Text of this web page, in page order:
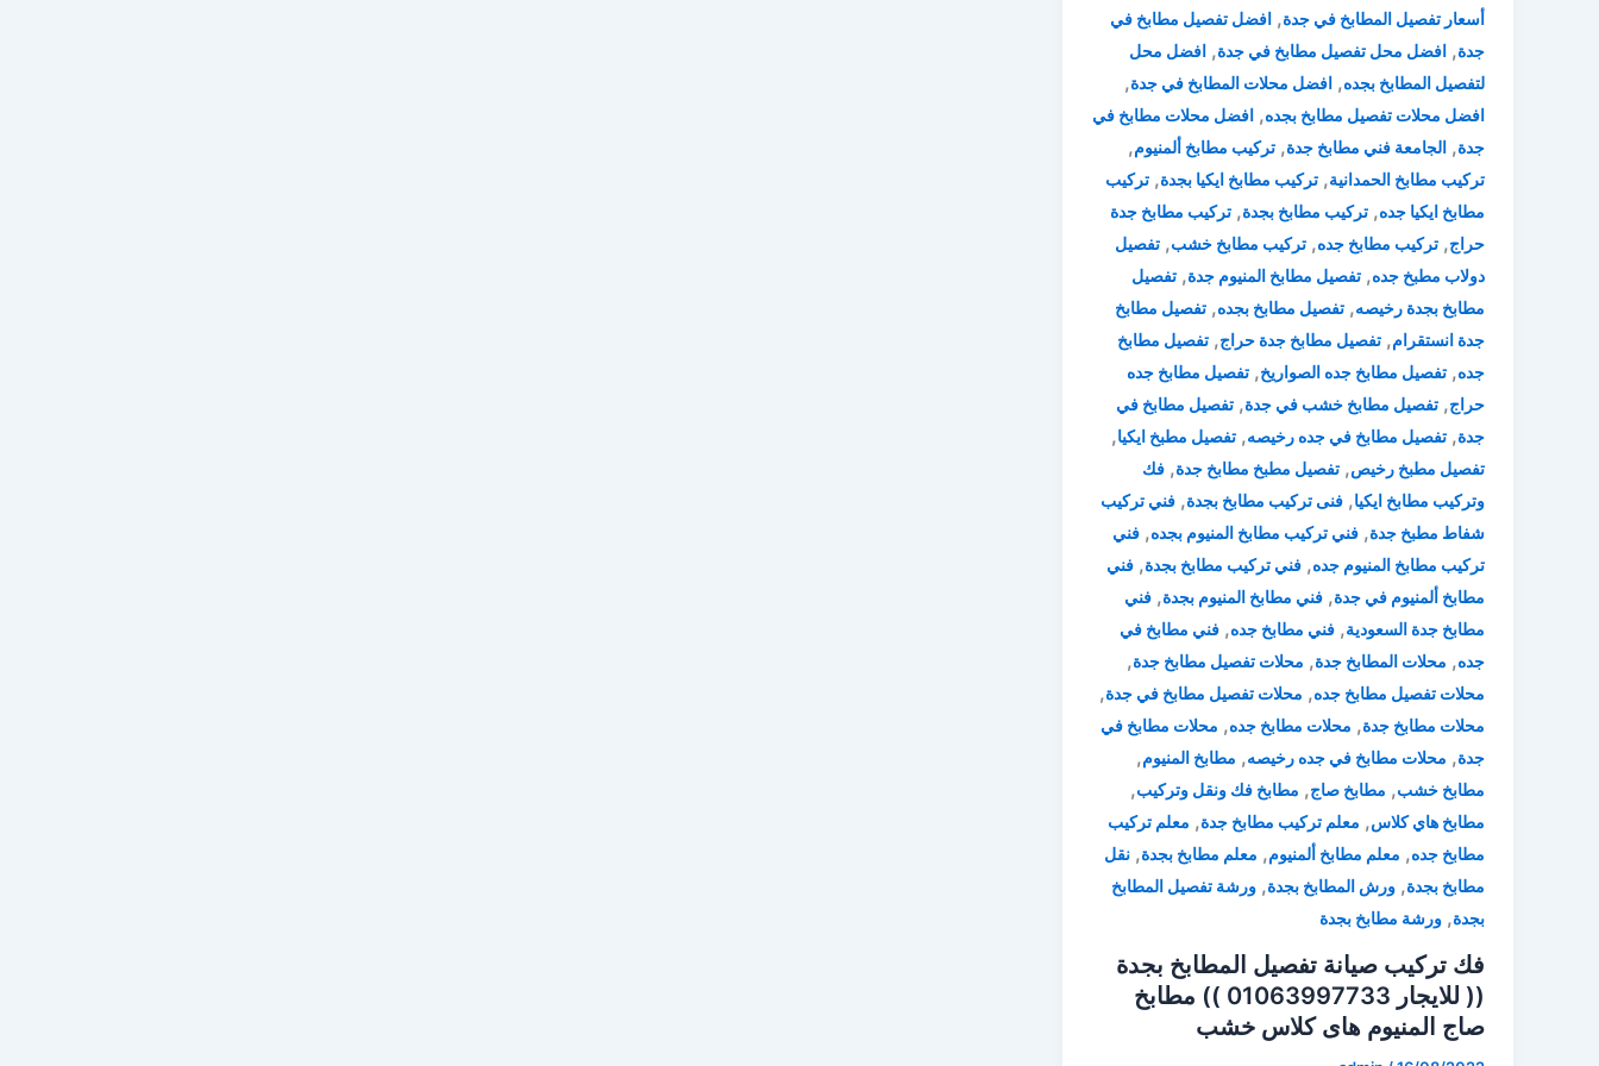
أسعار تفصيل المطابخ في جدة, افضل تفصيل مطابخ في
جدة, افضل محل تفصيل مطابخ في جدة, افضل محل
لتفصيل المطابخ بجده, افضل محلات المطابخ في جدة,
افضل محلات تفصيل مطابخ بجده, افضل محلات مطابخ في
جدة, الجامعة فني مطابخ جدة, تركيب مطابخ ألمنيوم,
تركيب مطابخ الحمدانية, تركيب مطابخ ايكيا بجدة, تركيب
مطابخ ايكيا جده, تركيب مطابخ بجدة, تركيب مطابخ جدة
حراج, تركيب مطابخ جده, تركيب مطابخ خشب, تفصيل
دولاب مطبخ جده, تفصيل مطابخ المنيوم جدة, تفصيل
مطابخ بجدة رخيصه, تفصيل مطابخ بجده, تفصيل مطابخ
جدة انستقرام, تفصيل مطابخ جدة حراج, تفصيل مطابخ
جده, تفصيل مطابخ جده الصواريخ, تفصيل مطابخ جده
حراج, تفصيل مطابخ خشب في جدة, تفصيل مطابخ في
جدة, تفصيل مطابخ في جده رخيصه, تفصيل مطبخ ايكيا,
تفصيل مطبخ رخيص, تفصيل مطبخ مطابخ جدة, فك
وتركيب مطابخ ايكيا, فنى تركيب مطابخ بجدة, فني تركيب
شفاط مطبخ جدة, فني تركيب مطابخ المنيوم بجده, فني
تركيب مطابخ المنيوم جده, فني تركيب مطابخ بجدة, فني
مطابخ ألمنيوم في جدة, فني مطابخ المنيوم بجدة, فني
مطابخ جدة السعودية, فني مطابخ جده, فني مطابخ في
جده, محلات المطابخ جدة, محلات تفصيل مطابخ جدة,
محلات تفصيل مطابخ جده, محلات تفصيل مطابخ في جدة,
محلات مطابخ جدة, محلات مطابخ جده, محلات مطابخ في
جدة, محلات مطابخ في جده رخيصه, مطابخ المنيوم,
مطابخ خشب, مطابخ صاج, مطابخ فك ونقل وتركيب,
مطابخ هاي كلاس, معلم تركيب مطابخ جدة, معلم تركيب
مطابخ جده, معلم مطابخ ألمنيوم, معلم مطابخ بجدة, نقل
مطابخ بجدة, ورش المطابخ بجدة, ورشة تفصيل المطابخ
بجدة, ورشة مطابخ بجدة
فك تركيب صيانة تفصيل المطابخ بجدة
(( للايجار 01063997733 )) مطابخ
صاج المنيوم هاى كلاس خشب